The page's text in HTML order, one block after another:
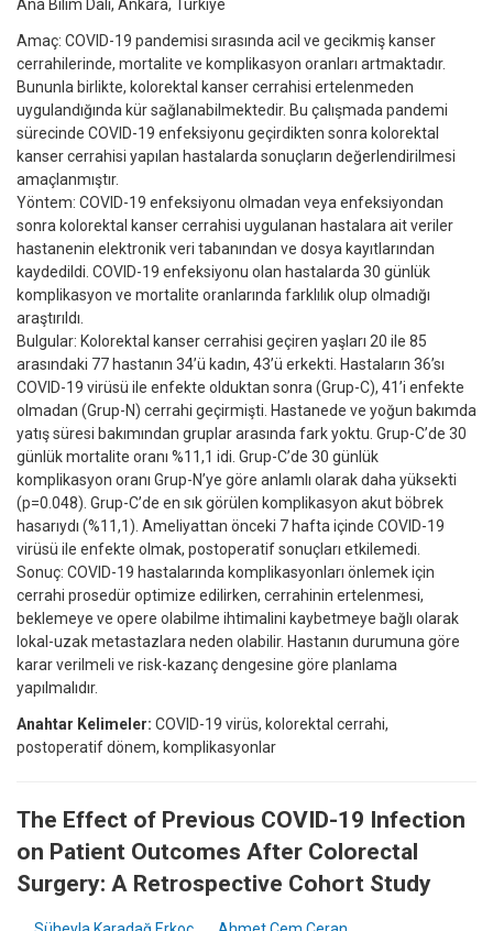
Ana Bilim Dalı, Ankara, Türkiye
Amaç: COVID-19 pandemisi sırasında acil ve gecikmiş kanser
cerrahilerinde, mortalite ve komplikasyon oranları artmaktadır.
Bununla birlikte, kolorektal kanser cerrahisi ertelenmeden
uygulandığında kür sağlanabilmektedir. Bu çalışmada pandemi
sürecinde COVID-19 enfeksiyonu geçirdikten sonra kolorektal
kanser cerrahisi yapılan hastalarda sonuçların değerlendirilmesi
amaçlanmıştır.
Yöntem: COVID-19 enfeksiyonu olmadan veya enfeksiyondan
sonra kolorektal kanser cerrahisi uygulanan hastalara ait veriler
hastanenin elektronik veri tabanından ve dosya kayıtlarından
kaydedildi. COVID-19 enfeksiyonu olan hastalarda 30 günlük
komplikasyon ve mortalite oranlarında farklılık olup olmadığı
araştırıldı.
Bulgular: Kolorektal kanser cerrahisi geçiren yaşları 20 ile 85
arasındaki 77 hastanın 34’ü kadın, 43’ü erkekti. Hastaların 36’sı
COVID-19 virüsü ile enfekte olduktan sonra (Grup-C), 41’i enfekte
olmadan (Grup-N) cerrahi geçirmişti. Hastanede ve yoğun bakımda
yatış süresi bakımından gruplar arasında fark yoktu. Grup-C’de 30
günlük mortalite oranı %11,1 idi. Grup-C’de 30 günlük
komplikasyon oranı Grup-N’ye göre anlamlı olarak daha yüksekti
(p=0.048). Grup-C’de en sık görülen komplikasyon akut böbrek
hasarıydı (%11,1). Ameliyattan önceki 7 hafta içinde COVID-19
virüsü ile enfekte olmak, postoperatif sonuçları etkilemedi.
Sonuç: COVID-19 hastalarında komplikasyonları önlemek için
cerrahi prosedür optimize edilirken, cerrahinin ertelenmesi,
beklemeye ve opere olabilme ihtimalini kaybetmeye bağlı olarak
lokal-uzak metastazlara neden olabilir. Hastanın durumuna göre
karar verilmeli ve risk-kazanç dengesine göre planlama
yapılmalıdır.
Anahtar Kelimeler: COVID-19 virüs, kolorektal cerrahi,
postoperatif dönem, komplikasyonlar
The Effect of Previous COVID-19 Infection
on Patient Outcomes After Colorectal
Surgery: A Retrospective Cohort Study